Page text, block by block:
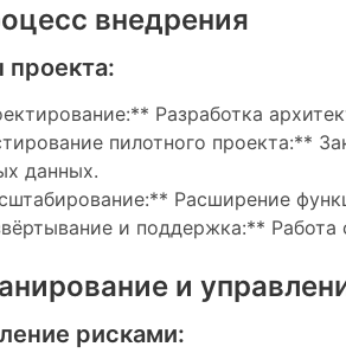
внедрения
проекта:
Разработка
пилотного проекта:**
данных.
Расширение
и поддержка:**
и
рисками: